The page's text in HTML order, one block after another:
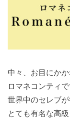
中々、お目にか
ロマネコンティ
世界中のセレブ
とても有名な高級